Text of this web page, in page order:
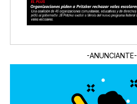
-ANUNCIANTE-